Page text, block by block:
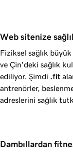
Web sitenize
Fiziksel sağlık
ve Çin'deki sağlık
ediliyor. Şimdi .fit
antrenörler,
adreslerini sağlık
Dambıllardan